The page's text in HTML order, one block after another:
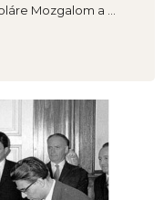
Mozgalom a ...